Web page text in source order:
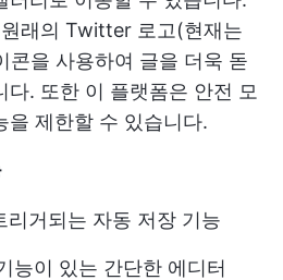
래의 Twitter 로고(현재는
콘을 사용하여 글을 더욱 돋
다. 또한 이 플랫폼은 안전 모
을 제한할 수 있습니다.
리거되는 자동 저장 기능
능이 있는 간단한 에디터